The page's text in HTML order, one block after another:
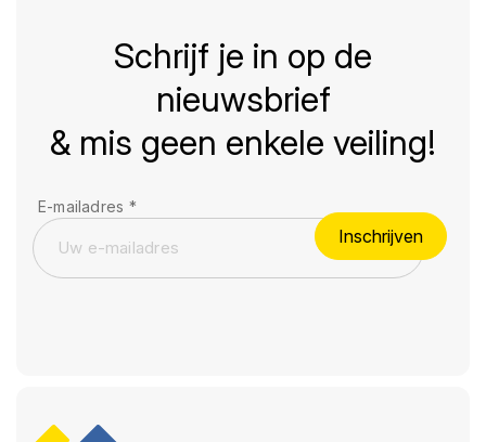
Schrijf je in op de
nieuwsbrief
& mis geen enkele veiling!
E-mailadres *
Inschrijven